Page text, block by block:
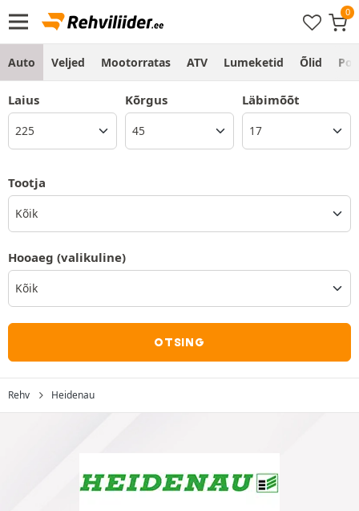
Auto Veljed Mootorratas ATV Lumeketid Õlid
Laius Kõrgus Läbimõõt
Tootja
Kõik
Hooaeg (valikuline)
OTSING
Rehv Heidenau